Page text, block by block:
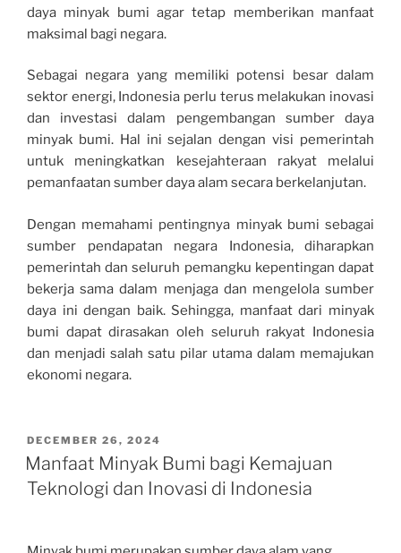
daya minyak bumi agar tetap memberikan manfaat
maksimal bagi negara.
Sebagai negara yang memiliki potensi besar dalam
sektor energi, Indonesia perlu terus melakukan inovasi
dan investasi dalam pengembangan sumber daya
minyak bumi. Hal ini sejalan dengan visi pemerintah
untuk meningkatkan kesejahteraan rakyat melalui
pemanfaatan sumber daya alam secara berkelanjutan.
Dengan memahami pentingnya minyak bumi sebagai
sumber pendapatan negara Indonesia, diharapkan
pemerintah dan seluruh pemangku kepentingan dapat
bekerja sama dalam menjaga dan mengelola sumber
daya ini dengan baik. Sehingga, manfaat dari minyak
bumi dapat dirasakan oleh seluruh rakyat Indonesia
dan menjadi salah satu pilar utama dalam memajukan
ekonomi negara.
POSTED
ON
DECEMBER 26, 2024
Manfaat Minyak Bumi bagi Kemajuan
Teknologi dan Inovasi di Indonesia